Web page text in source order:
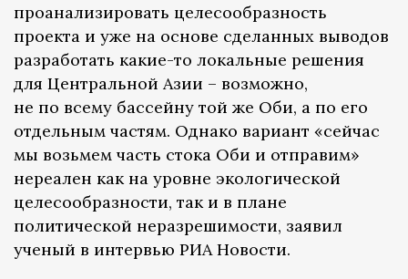
проанализировать целесообразность
проекта и уже на основе сделанных выводов
разработать какие-то локальные решения
для Центральной Азии – возможно,
не по всему бассейну той же Оби, а по его
отдельным частям. Однако вариант «сейчас
мы возьмем часть стока Оби и отправим»
нереален как на уровне экологической
целесообразности, так и в плане
политической неразрешимости, заявил
ученый в интервью РИА Новости.